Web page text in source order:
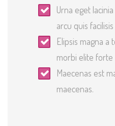
Urna eget
arcu quis
Elipsis magna a
morbi elite forte
Maecenas est
maecenas.